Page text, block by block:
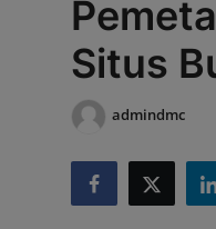
Situs
admindmc